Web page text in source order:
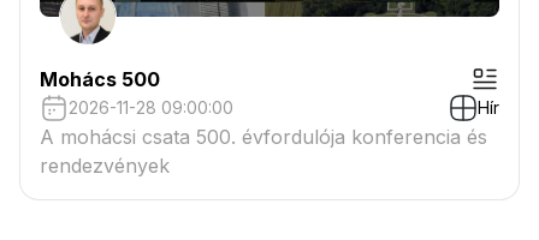
Mohács 500
2026-11-28 09:00:00 Hír
A mohácsi csata 500. évfordulója konferencia és
rendezvények